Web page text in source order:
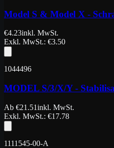
Model S & Model X -
€4.23inkl. MwSt.
Exkl. MwSt.: €3.50
1044496
MODEL S/3/X/Y -
Ab €21.51inkl. MwSt.
Exkl. MwSt.: €17.78
1111545-00-A